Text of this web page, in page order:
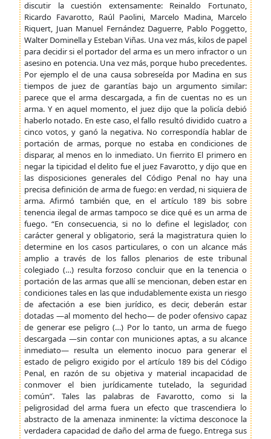
discutir la cuestión extensamente: Reinaldo Fortunato,
Ricardo Favarotto, Raúl Paolini, Marcelo Madina, Marcelo
Riquert, Juan Manuel Fernández Daguerre, Pablo Poggetto,
Walter Dominella y Esteban Viñas. Una vez más, kilos de papel
para decidir si el portador del arma es un mero infractor o un
asesino en potencia. Una vez más, porque hubo precedentes.
Por ejemplo el de una causa sobreseída por Madina en sus
tiempos de juez de garantías bajo un argumento similar:
parece que el arma descargada, a fin de cuentas no es un
arma. Y en aquel momento, el juez dijo que la policía debió
haberlo notado. En este caso, el fallo resultó dividido cuatro a
cinco votos, y ganó la negativa. No correspondía hablar de
portación de armas, porque no estaba en condiciones de
disparar, al menos en lo inmediato. Un fierrito El primero en
negar la tipicidad el delito fue el juez Favarotto, y dijo que en
las disposiciones generales del Código Penal no hay una
precisa definición de arma de fuego: en verdad, ni siquiera de
arma. Afirmó también que, en el artículo 189 bis sobre
tenencia ilegal de armas tampoco se dice qué es un arma de
fuego. “En consecuencia, si no lo define el legislador, con
carácter general y obligatorio, será la magistratura quien lo
determine en los casos particulares, o con un alcance más
amplio a través de los fallos plenarios de este tribunal
colegiado (…) resulta forzoso concluir que en la tenencia o
portación de las armas que allí se mencionan, deben estar en
condiciones tales en las que indudablemente exista un riesgo
de afectación a ese bien jurídico, es decir, deberán estar
dotadas —al momento del hecho— de poder ofensivo capaz
de generar ese peligro (…) Por lo tanto, un arma de fuego
descargada —sin contar con municiones aptas, a su alcance
inmediato— resulta un elemento inocuo para generar el
estado de peligro exigido por el artículo 189 bis del Código
Penal, en razón de su objetiva y material incapacidad de
conmover el bien jurídicamente tutelado, la seguridad
común”. Tales las palabras de Favarotto, como si la
peligrosidad del arma fuera un efecto que trascendiera lo
abstracto de la amenaza inminente: la víctima desconoce la
verdadera capacidad de daño del arma de fuego. Entrega sus